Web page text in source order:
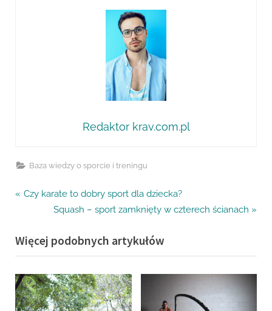
Redaktor krav.com.pl
Baza wiedzy o sporcie i treningu
Nawigacja
P
v
i
o
u
s
Czy karate to dobry sport dla dziecka?
N
x
t
P
o
s
Squash – sport zamknięty w czterech ścianach
Więcej podobnych artykułów